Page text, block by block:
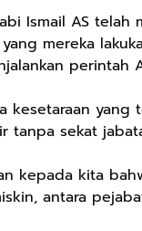
Ismail AS
mereka
perintah
kesetaraan
tanpa sekat
kepada kita
antara
Ruangan Tidur
Spray